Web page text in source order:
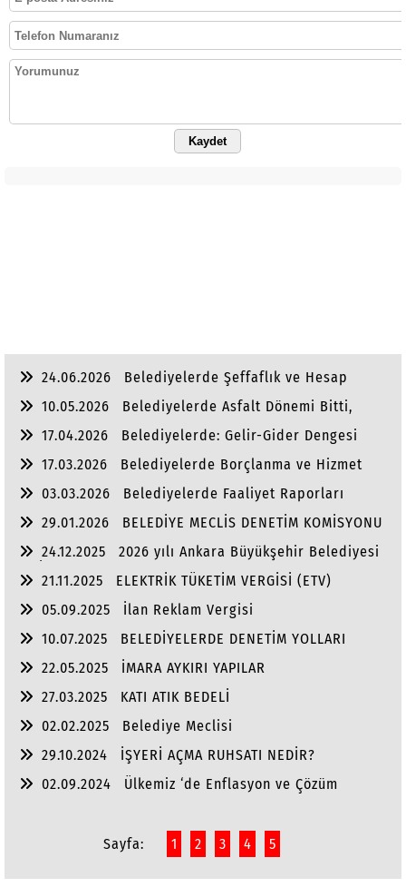
Kaydet
24.06.2026
Belediyelerde Şeffaflık ve Hesap
10.05.2026
Belediyelerde Asfalt Dönemi Bitti,
17.04.2026
Belediyelerde: Gelir-Gider Dengesi
17.03.2026
Belediyelerde Borçlanma ve Hizmet
03.03.2026
Belediyelerde Faaliyet Raporları
29.01.2026
BELEDİYE MECLİS DENETİM KOMİSYONU
24.12.2025
2026 yılı Ankara Büyükşehir Belediyesi
ve İlçe Belediye Bütçeleri
21.11.2025
ELEKTRİK TÜKETİM VERGİSİ (ETV)
05.09.2025
İlan Reklam Vergisi
10.07.2025
BELEDİYELERDE DENETİM YOLLARI
22.05.2025
İMARA AYKIRI YAPILAR
27.03.2025
KATI ATIK BEDELİ
02.02.2025
Belediye Meclisi
29.10.2024
İŞYERİ AÇMA RUHSATI NEDİR?
02.09.2024
Ülkemiz ‘de Enflasyon ve Çözüm
Sayfa: 1 2 3 4 5